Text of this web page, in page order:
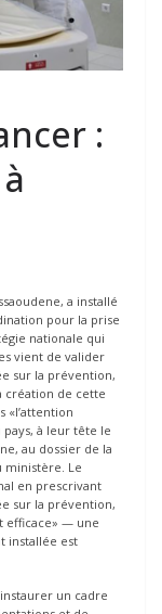
:
a installé
pour la prise
nationale qui
vient de valider
sur la prévention,
création de cette
«l’attention
à leur tête le
au dossier de la
ministère. Le
en prescrivant
sur la prévention,
efficace» — une
installée est
un cadre